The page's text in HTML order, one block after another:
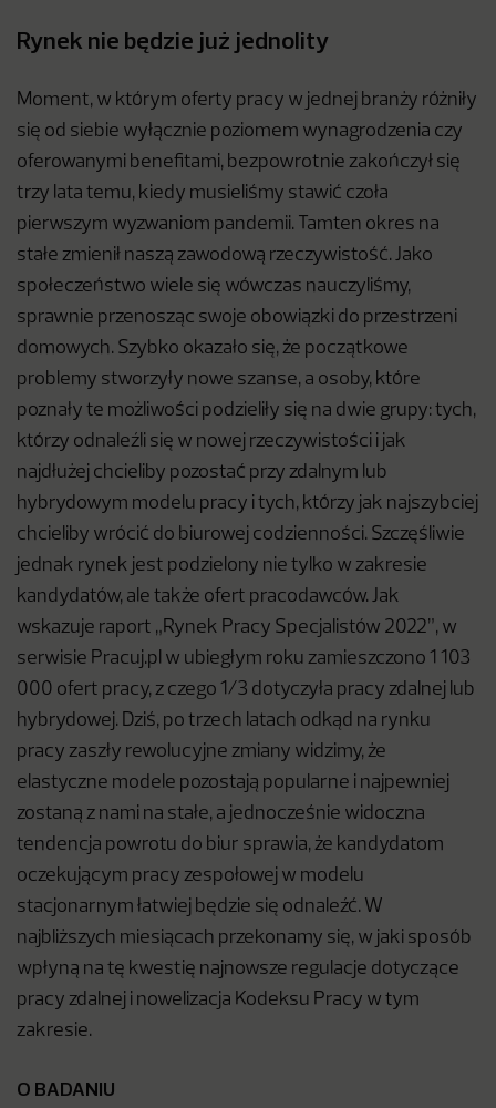
Rynek nie będzie już jednolity
Moment, w którym oferty pracy w jednej branży różniły
się od siebie wyłącznie poziomem wynagrodzenia czy
oferowanymi benefitami, bezpowrotnie zakończył się
trzy lata temu, kiedy musieliśmy stawić czoła
pierwszym wyzwaniom pandemii. Tamten okres na
stałe zmienił naszą zawodową rzeczywistość. Jako
społeczeństwo wiele się wówczas nauczyliśmy,
sprawnie przenosząc swoje obowiązki do przestrzeni
domowych. Szybko okazało się, że początkowe
problemy stworzyły nowe szanse, a osoby, które
poznały te możliwości podzieliły się na dwie grupy: tych,
którzy odnaleźli się w nowej rzeczywistości i jak
najdłużej chcieliby pozostać przy zdalnym lub
hybrydowym modelu pracy i tych, którzy jak najszybciej
chcieliby wrócić do biurowej codzienności. Szczęśliwie
jednak rynek jest podzielony nie tylko w zakresie
kandydatów, ale także ofert pracodawców. Jak
wskazuje raport „Rynek Pracy Specjalistów 2022”, w
serwisie Pracuj.pl w ubiegłym roku zamieszczono 1 103
000 ofert pracy, z czego 1/3 dotyczyła pracy zdalnej lub
hybrydowej. Dziś, po trzech latach odkąd na rynku
pracy zaszły rewolucyjne zmiany widzimy, że
elastyczne modele pozostają popularne i najpewniej
zostaną z nami na stałe, a jednocześnie widoczna
tendencja powrotu do biur sprawia, że kandydatom
oczekującym pracy zespołowej w modelu
stacjonarnym łatwiej będzie się odnaleźć. W
najbliższych miesiącach przekonamy się, w jaki sposób
wpłyną na tę kwestię najnowsze regulacje dotyczące
pracy zdalnej i nowelizacja Kodeksu Pracy w tym
zakresie.
O BADANIU